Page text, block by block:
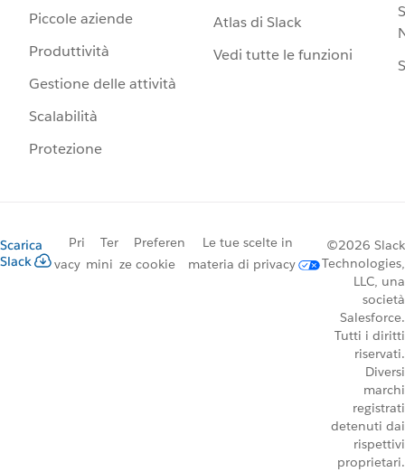
Piccole aziende
Produttività
Gestione delle attività
Scalabilità
Protezione
Atlas di Slack
Vedi tutte le funzioni
Scarica
Slack
Pri
vacy
Ter
mini
Preferen
ze cookie
Le tue scelte in
materia di privacy
©2026 Slack
Technologies,
LLC, una
società
Salesforce.
Tutti i diritti
riservati.
Diversi
marchi
registrati
detenuti dai
rispettivi
proprietari.